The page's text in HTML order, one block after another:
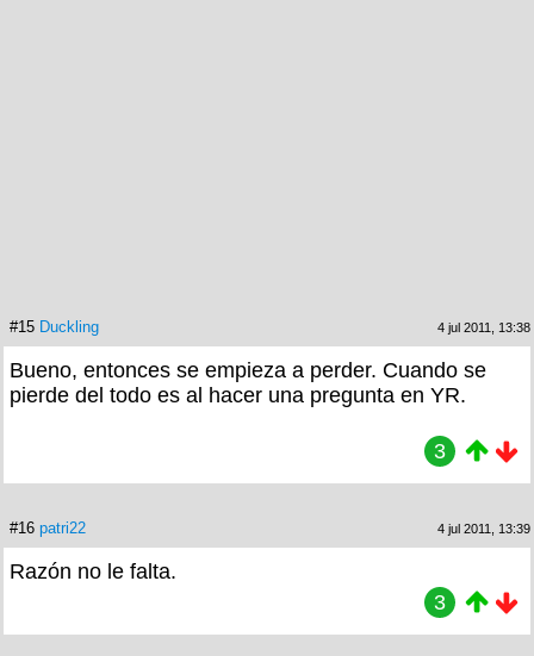
#15 Duckling 4 jul 2011, 13:38
Bueno, entonces se empieza a perder. Cuando se
pierde del todo es al hacer una pregunta en YR.
3
#16 patri22 4 jul 2011, 13:39
Razón no le falta.
3